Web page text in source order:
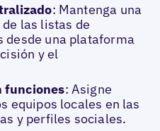
: Mantenga una
las listas de
desde una plataforma
y el
funciones: Asigne
equipos locales en las
y perfiles sociales.